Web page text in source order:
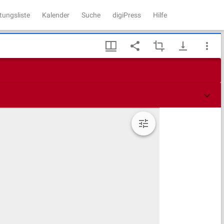
Kalender Suche digiPress Hilfe